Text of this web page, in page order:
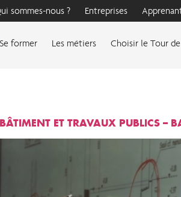
sommes-nous ? Entreprises
Se former Les métiers Choisir le Tour de
ET TRAVAUX PUBLICS –